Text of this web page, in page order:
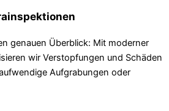
genauen Überblick: Mit moderner
wir Verstopfungen und Schäden
Aufgrabungen oder